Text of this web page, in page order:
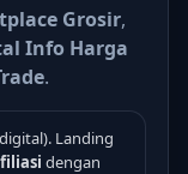
Grosir,
Info Harga
.
Landing
dengan